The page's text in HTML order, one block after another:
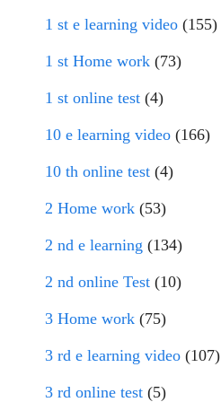
1 st e learning video (155)
1 st Home work (73)
1 st online test (4)
10 e learning video (166)
10 th online test (4)
2 Home work (53)
2 nd e learning (134)
2 nd online Test (10)
3 Home work (75)
3 rd e learning video (107)
3 rd online test (5)